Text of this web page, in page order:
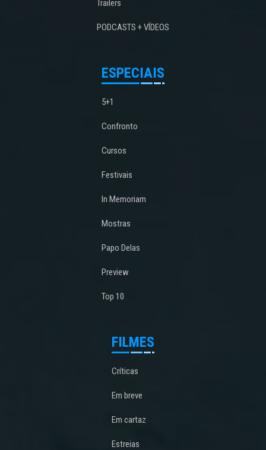
Trailers
PODCASTS + VÍDEOS
ESPECIAIS
5+1
Confronto
Cursos
Festivais
In Memoriam
Mostras
Papo Delas
Preview
Top 10
FILMES
Críticas
Em breve
Em cartaz
Estreias